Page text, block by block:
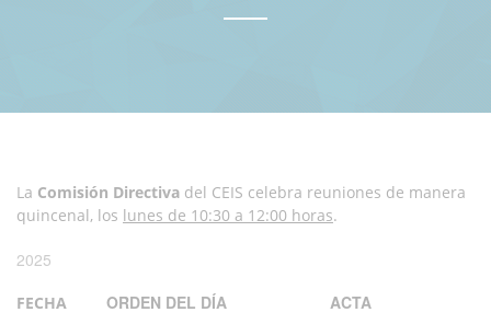
La Comisión Directiva del CEIS celebra reuniones de manera
quincenal, los lunes de 10:30 a 12:00 horas.
2025
FECHA ORDEN DEL DÍA
ACTA